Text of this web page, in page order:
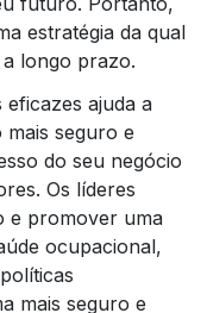
estratégia da qual
longo prazo.
ajuda a
seguro e
do seu negócio
Os líderes
e promover uma
ocupacional,
mais seguro e